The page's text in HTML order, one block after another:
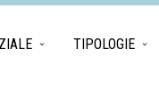
TIPOLOGIE